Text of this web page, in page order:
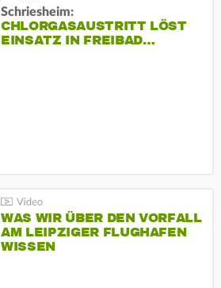
Schriesheim:
CHLORGASAUSTRITT LÖST
EINSATZ IN FREIBAD…
WAS WIR ÜBER DEN VORFALL
AM LEIPZIGER FLUGHAFEN
WISSEN